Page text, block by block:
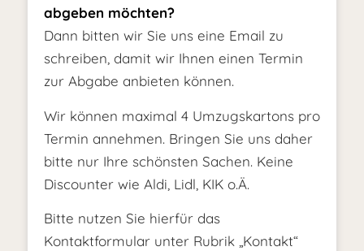
abgeben möchten?
Dann bitten wir Sie uns eine Email zu
schreiben, damit wir Ihnen einen Termin
zur Abgabe anbieten können.
Wir können maximal 4 Umzugskartons pro
Termin annehmen. Bringen Sie uns daher
bitte nur Ihre schönsten Sachen. Keine
Discounter wie Aldi, Lidl, KIK o.Ä.
Bitte nutzen Sie hierfür das
Kontaktformular unter Rubrik „Kontakt“